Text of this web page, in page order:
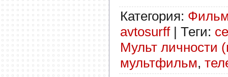
Категория:
avtosurff| Теги:
Мульт личности
мультфильм,